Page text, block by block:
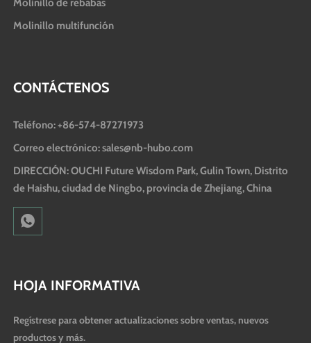
Molinillo de rebabas
Molinillo multifunción
CONTÁCTENOS
Teléfono: +86-574-87271973
Correo electrónico: sales@nb-hubo.com
DIRECCIÓN: OUCHI Future Wisdom Park, Gulin Town, Distrito
de Haishu, ciudad de Ningbo, provincia de Zhejiang, China
HOJA INFORMATIVA
Regístrese para obtener actualizaciones sobre ventas, nuevos
productos y más.